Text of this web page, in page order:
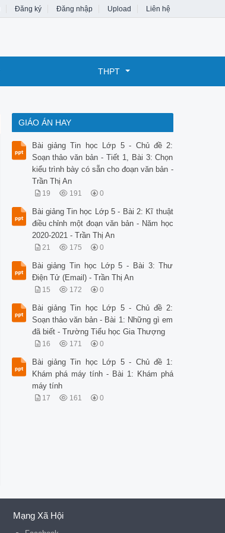
Đăng ký Đăng nhập Upload Liên hệ
THPT
GIÁO ÁN HAY
Bài giảng Tin học Lớp 5 - Chủ đề 2:
Soạn thảo văn bản - Tiết 1, Bài 3: Chọn
kiểu trình bày có sẵn cho đoạn văn bản -
Trần Thị An
19 191 0
Bài giảng Tin học Lớp 5 - Bài 2: Kĩ thuật
điều chỉnh một đoạn văn bản - Năm học
2020-2021 - Trần Thị An
21 175 0
Bài giảng Tin học Lớp 5 - Bài 3: Thư
Điện Tử (Email) - Trần Thị An
15 172 0
Bài giảng Tin học Lớp 5 - Chủ đề 2:
Soạn thảo văn bản - Bài 1: Những gì em
đã biết - Trường Tiểu học Gia Thượng
16 171 0
Bài giảng Tin học Lớp 5 - Chủ đề 1:
Khám phá máy tính - Bài 1: Khám phá
máy tính
17 161 0
Mạng Xã Hội